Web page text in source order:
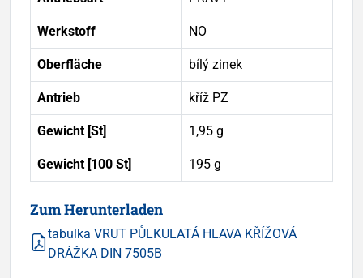
Werkstoff NO
Oberfläche bílý zinek
Antrieb kříž PZ
Gewicht [St] 1,95 g
Gewicht [100 St] 195 g
Zum Herunterladen
tabulka VRUT PŮLKULATÁ HLAVA KŘÍŽOVÁ
DRÁŽKA DIN 7505B